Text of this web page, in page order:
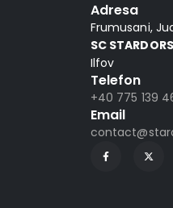
Adresa
Frumusani,
SC
Ilfov
Telefon
+40 775 139
Email